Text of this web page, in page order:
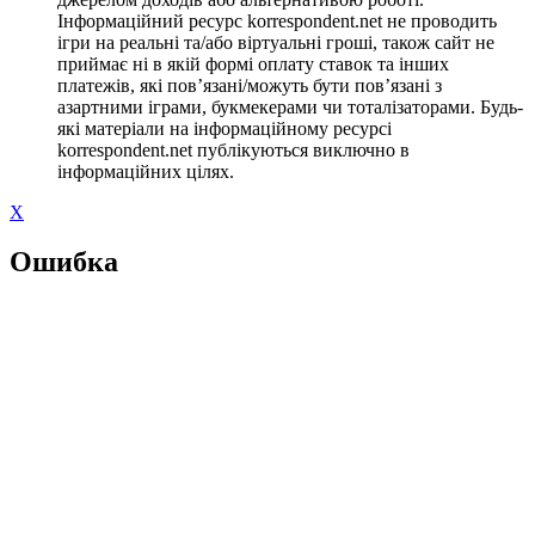
Інформаційний ресурс korrespondent.net не проводить
ігри на реальні та/або віртуальні гроші, також сайт не
приймає ні в якій формі оплату ставок та інших
платежів, які пов’язані/можуть бути пов’язані з
азартними іграми, букмекерами чи тоталізаторами. Будь-
які матеріали на інформаційному ресурсі
korrespondent.net публікуються виключно в
інформаційних цілях.
X
Ошибка